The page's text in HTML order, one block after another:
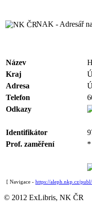
NAK - Adresář
Název
Kraj
Adresa
Telefon
Odkazy
Identifikátor
Prof. zaměření
*
[ Navigace - https://aleph.nkp.cz/
© 2012 ExLibris, NK ČR